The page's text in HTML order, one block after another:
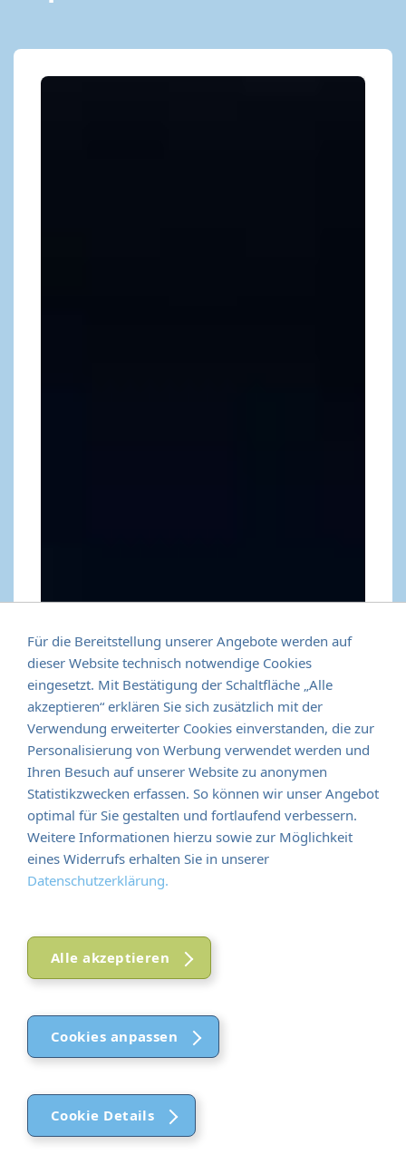
Für die Bereitstellung unserer Angebote werden auf
dieser Website technisch notwendige Cookies
eingesetzt. Mit Bestätigung der Schaltfläche „Alle
akzeptieren“ erklären Sie sich zusätzlich mit der
Verwendung erweiterter Cookies einverstanden, die zur
Personalisierung von Werbung verwendet werden und
Ihren Besuch auf unserer Website zu anonymen
Statistikzwecken erfassen. So können wir unser Angebot
optimal für Sie gestalten und fortlaufend verbessern.
Weitere Informationen hierzu sowie zur Möglichkeit
eines Widerrufs erhalten Sie in unserer
Datenschutzerklärung.
Alle akzeptieren
Cookies anpassen
Cookie Details